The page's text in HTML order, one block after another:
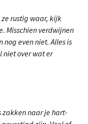
rustig waar, kijk
Misschien verdwijnen
nog even niet. Alles is
niet over wat er
naar je hart-